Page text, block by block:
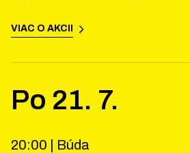
VIAC O AKCII
Po 21. 7.
20:00 | Búda